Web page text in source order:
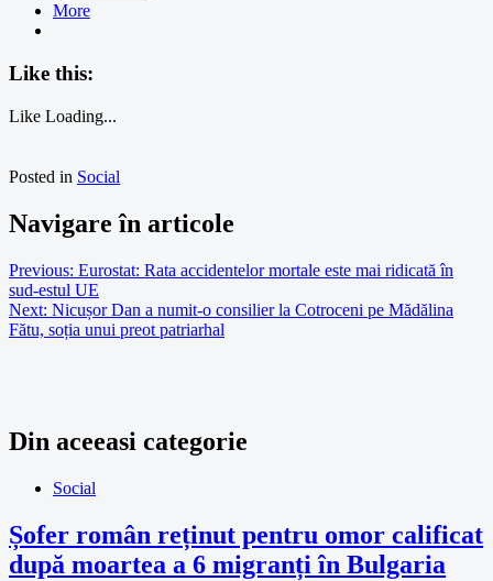
More
Like this:
Like Loading...
Posted in Social
Navigare în articole
Previous: Eurostat: Rata accidentelor mortale este mai ridicată în
sud-estul UE
Next: Nicușor Dan a numit-o consilier la Cotroceni pe Mădălina
Fătu, soția unui preot patriarhal
Din aceeasi categorie
Social
Șofer român reținut pentru omor calificat
după moartea a 6 migranți în Bulgaria